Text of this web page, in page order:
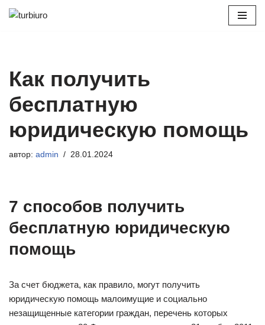
Как получить
бесплатную
юридическую помощь
автор: admin 28.01.2024
7 способов получить
бесплатную юридическую
помощь
За счет бюджета, как правило, могут получить
юридическую помощь малоимущие и социально
незащищенные категории граждан, перечень которых